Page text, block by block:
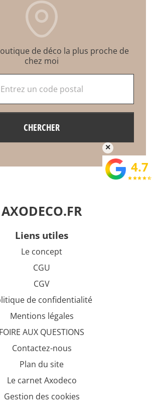
de déco la plus proche de
chez moi
CHERCHER
AXODECO.FR
liens utiles
Le concept
CGU
CGV
de confidentialité
Mentions légales
FOIRE AUX QUESTIONS
Contactez-nous
Plan du site
Le carnet Axodeco
Gestion des cookies
×
4.7
star starstar star star_half